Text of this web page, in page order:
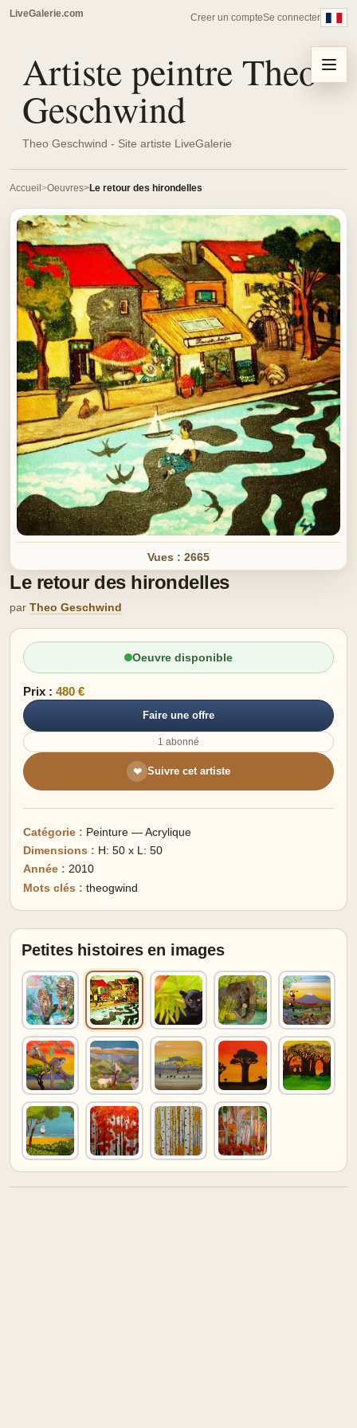
LiveGalerie.com Creer un compteSe connecter
Artiste peintre Theo
Geschwind
Theo Geschwind - Site artiste LiveGalerie
Menu
Accueil Oeuvres Le retour des hirondelles
Vues : 2665
Le retour des hirondelles
par Theo Geschwind
Oeuvre disponible
Prix : 480 €
Faire une offre
1 abonné
❤ Suivre cet artiste
Catégorie : Peinture — Acrylique
Dimensions : H: 50 x L: 50
Année : 2010
Mots clés : theogwind
Petites histoires en images